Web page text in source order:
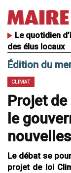
Le quotidien
des élus locaux
Édition du
CLIMAT
Projet de
le
Le débat se
projet de loi